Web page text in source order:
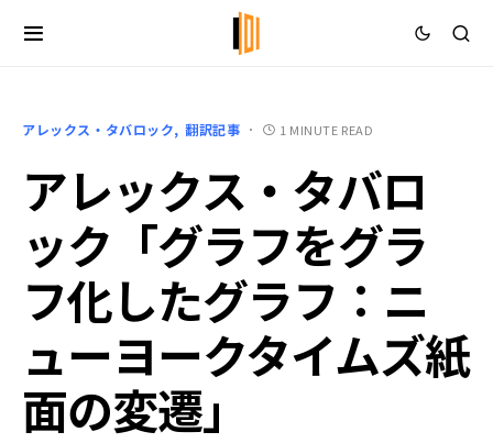
アレックス・タバロック 翻訳記事 1 MINUTE READ
アレックス・タバロ
ック「グラフをグラ
フ化したグラフ：ニ
ューヨークタイムズ紙
面の変遷」